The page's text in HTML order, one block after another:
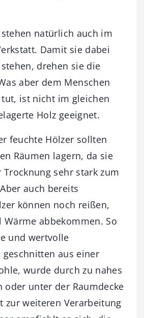
natürlich auch im
Damit sie dabei
drehen sie die
aber dem Menschen
ist nicht im gleichen
Holz geeignet.
feuchte Hölzer sollten
Räumen lagern, da sie
sehr stark zum
auch bereits
können noch reißen,
Wärme abbekommen. So
und wertvolle
geschnitten aus einer
wurde durch zu nahes
oder unter der Raumdecke
zur weiteren Verarbeitung